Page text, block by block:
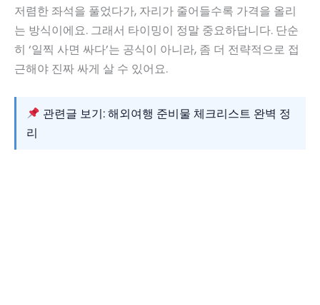
저렴한 좌석을 풀었다가, 자리가 줄어들수록 가격을 올리
는 방식이에요. 그래서 타이밍이 정말 중요하답니다. 단순
히 ‘일찍 사면 싸다’는 공식이 아니라, 좀 더 전략적으로 접
근해야 진짜 싸게 살 수 있어요.
관련글 보기: 해외여행 준비물 체크리스트 완벽 정
리